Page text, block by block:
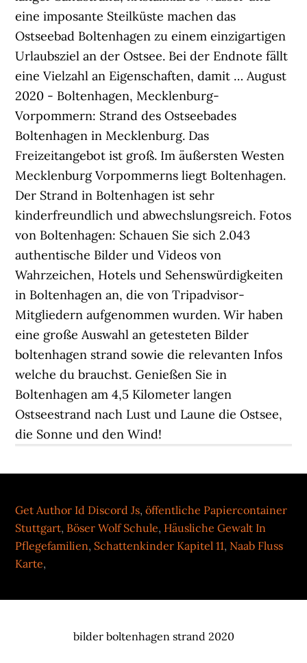
Get Author Id Discord Js,öffentliche Papiercontainer
Stuttgart, Böser Wolf Schule, Häusliche Gewalt In
Pflegefamilien, Schattenkinder Kapitel 11, Naab Fluss
Karte,
bilder boltenhagen strand 2020